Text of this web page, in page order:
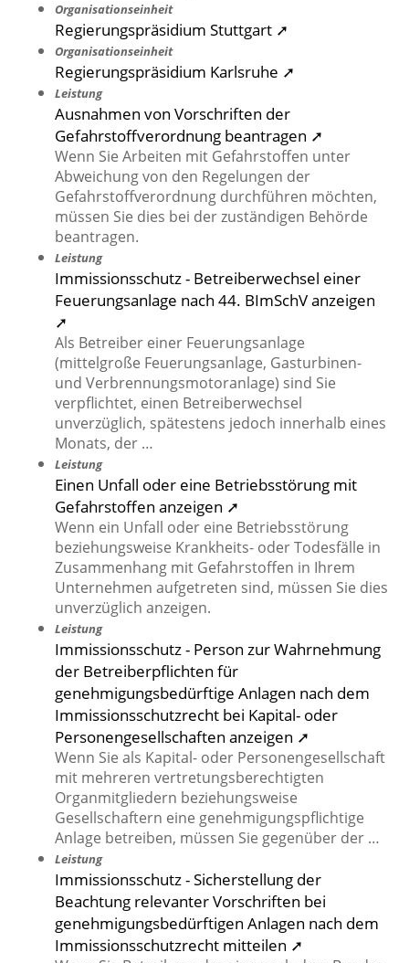
Organisationseinheit
Regierungspräsidium Stuttgart ➚
Organisationseinheit
Regierungspräsidium Karlsruhe ➚
Leistung
Ausnahmen von Vorschriften der
Gefahrstoffverordnung beantragen ➚
Wenn Sie Arbeiten mit Gefahrstoffen unter
Abweichung von den Regelungen der
Gefahrstoffverordnung durchführen möchten,
müssen Sie dies bei der zuständigen Behörde
beantragen.
Leistung
Immissionsschutz - Betreiberwechsel einer
Feuerungsanlage nach 44. BImSchV anzeigen
➚
Als Betreiber einer Feuerungsanlage
(mittelgroße Feuerungsanlage, Gasturbinen-
und Verbrennungsmotoranlage) sind Sie
verpflichtet, einen Betreiberwechsel
unverzüglich, spätestens jedoch innerhalb eines
Monats, der …
Leistung
Einen Unfall oder eine Betriebsstörung mit
Gefahrstoffen anzeigen ➚
Wenn ein Unfall oder eine Betriebsstörung
beziehungsweise Krankheits- oder Todesfälle in
Zusammenhang mit Gefahrstoffen in Ihrem
Unternehmen aufgetreten sind, müssen Sie dies
unverzüglich anzeigen.
Leistung
Immissionsschutz - Person zur Wahrnehmung
der Betreiberpflichten für
genehmigungsbedürftige Anlagen nach dem
Immissionsschutzrecht bei Kapital- oder
Personengesellschaften anzeigen ➚
Wenn Sie als Kapital- oder Personengesellschaft
mit mehreren vertretungsberechtigten
Organmitgliedern beziehungsweise
Gesellschaftern eine genehmigungspflichtige
Anlage betreiben, müssen Sie gegenüber der …
Leistung
Immissionsschutz - Sicherstellung der
Beachtung relevanter Vorschriften bei
genehmigungsbedürftigen Anlagen nach dem
Immissionsschutzrecht mitteilen ➚